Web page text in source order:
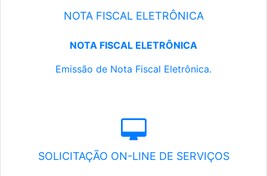
NOTA FISCAL ELETRÔNICA
NOTA FISCAL ELETRÔNICA
Emissão de Nota Fiscal Eletrônica.
SOLICITAÇÃO ON-LINE DE SERVIÇOS